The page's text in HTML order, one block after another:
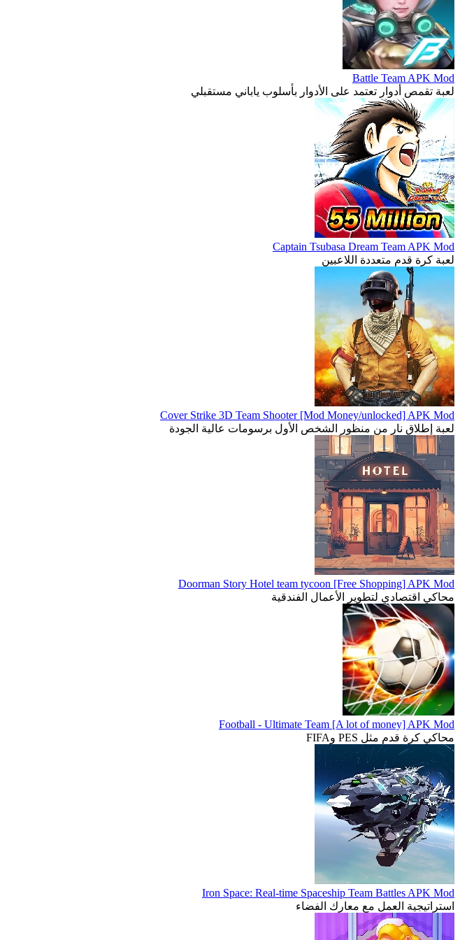
Battle Team APK Mod
لعبة تقمص أدوار تعتمد على الأدوار بأسلوب ياباني مستقبلي
Captain Tsubasa Dream Team APK Mod
لعبة كرة قدم متعددة اللاعبين
Cover Strike 3D Team Shooter [Mod Money/unlocked] APK Mod
لعبة إطلاق نار من منظور الشخص الأول برسومات عالية الجودة
Doorman Story Hotel team tycoon [Free Shopping] APK Mod
محاكي اقتصادي لتطوير الأعمال الفندقية
Football - Ultimate Team [A lot of money] APK Mod
محاكي كرة قدم مثل PES وFIFA
Iron Space: Real-time Spaceship Team Battles APK Mod
استراتيجية العمل مع معارك الفضاء